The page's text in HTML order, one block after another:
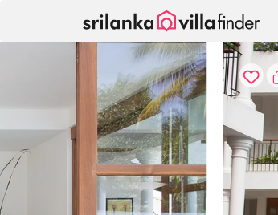
Pannello di gestione dei cookies